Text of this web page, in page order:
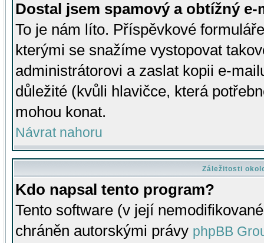
Dostal jsem spamový a obtížný
To je nám líto. Příspěvkové
kterými se snažíme vystopovat
administrátorovi a zaslat kopii e-
důležité (kvůli hlavičce, která
mohou konat.
Návrat nahoru
Záležitosti
Kdo napsal tento program?
Tento software (v její
chráněn autorskými právy phpBB